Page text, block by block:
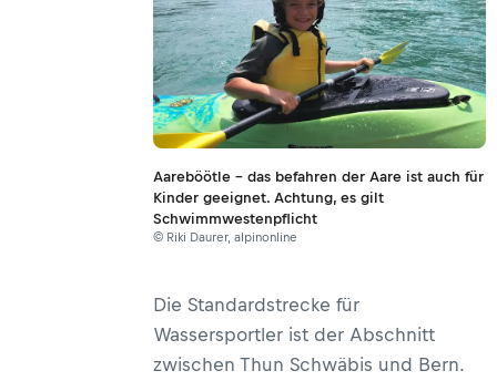
Aareböötle – das befahren der Aare ist auch für
Kinder geeignet. Achtung, es gilt
Schwimmwestenpflicht
© Riki Daurer, alpinonline
Die Standardstrecke für
Wassersportler ist der Abschnitt
zwischen Thun Schwäbis und Bern.